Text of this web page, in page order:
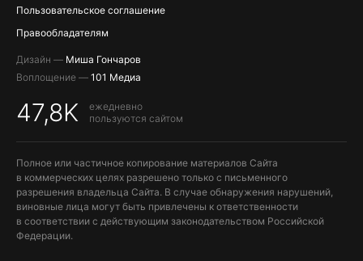
Пользовательское соглашение
Правообладателям
Дизайн — Миша Гончаров
Воплощение — 101 Медиа
47,8K
ежедневно
пользуются сайтом
Полное или частичное копирование материалов Сайта
в коммерческих целях разрешено только с письменного
разрешения владельца Сайта. В случае обнаружения нарушений,
виновные лица могут быть привлечены к ответственности
в соответствии с действующим законодательством Российской
Федерации.